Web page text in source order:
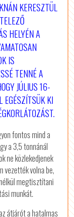
KERESZTÜL
HELYÉN A
IS
TENNÉ A
JÚLIUS 16-
EGÉSZÍTSÜK KI
fontos mind a
a 3,5 tonnánál
ne közlekedjenek
vezették volna be,
megtisztítani
munkát.
átjárót a hatalmas